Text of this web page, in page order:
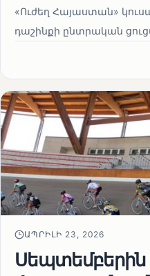
«Ուժեղ Հայաստան»
դաշինքի ընտրական
ԱՊՐԻԼԻ 23, 2026
Սեպտեմբերին